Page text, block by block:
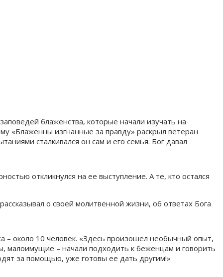
блаженства, которые начали изучать на
«Блаженны изгнанные за правду» раскрыл ветеран
сталкивался он сам и его семья. Бог давал
откликнулся на ее выступление. А те, кто остался
о своей молитвенной жизни, об ответах Бога
около 10 человек. «Здесь произошел необычный опыт,
малоимущие – начали подходить к беженцам и говорить
за помощью, уже готовы ее дать другим!»